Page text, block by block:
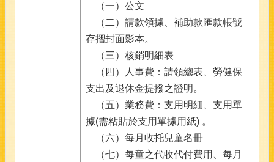
（一）公文
（二）請款領據、補助款匯款帳號
存摺封面影本。
（三）核銷明細表
（四）人事費：請領總表、勞健保
支出及退休金提撥之證明。
（五）業務費：支用明細、支用單
據(需粘貼於支用單據用紙) 。
（六）每月收托兒童名冊
（七）每童之代收代付費用、每月